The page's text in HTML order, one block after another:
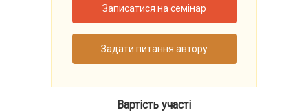
Записатися на семінар
Задати питання автору
Вартість участі